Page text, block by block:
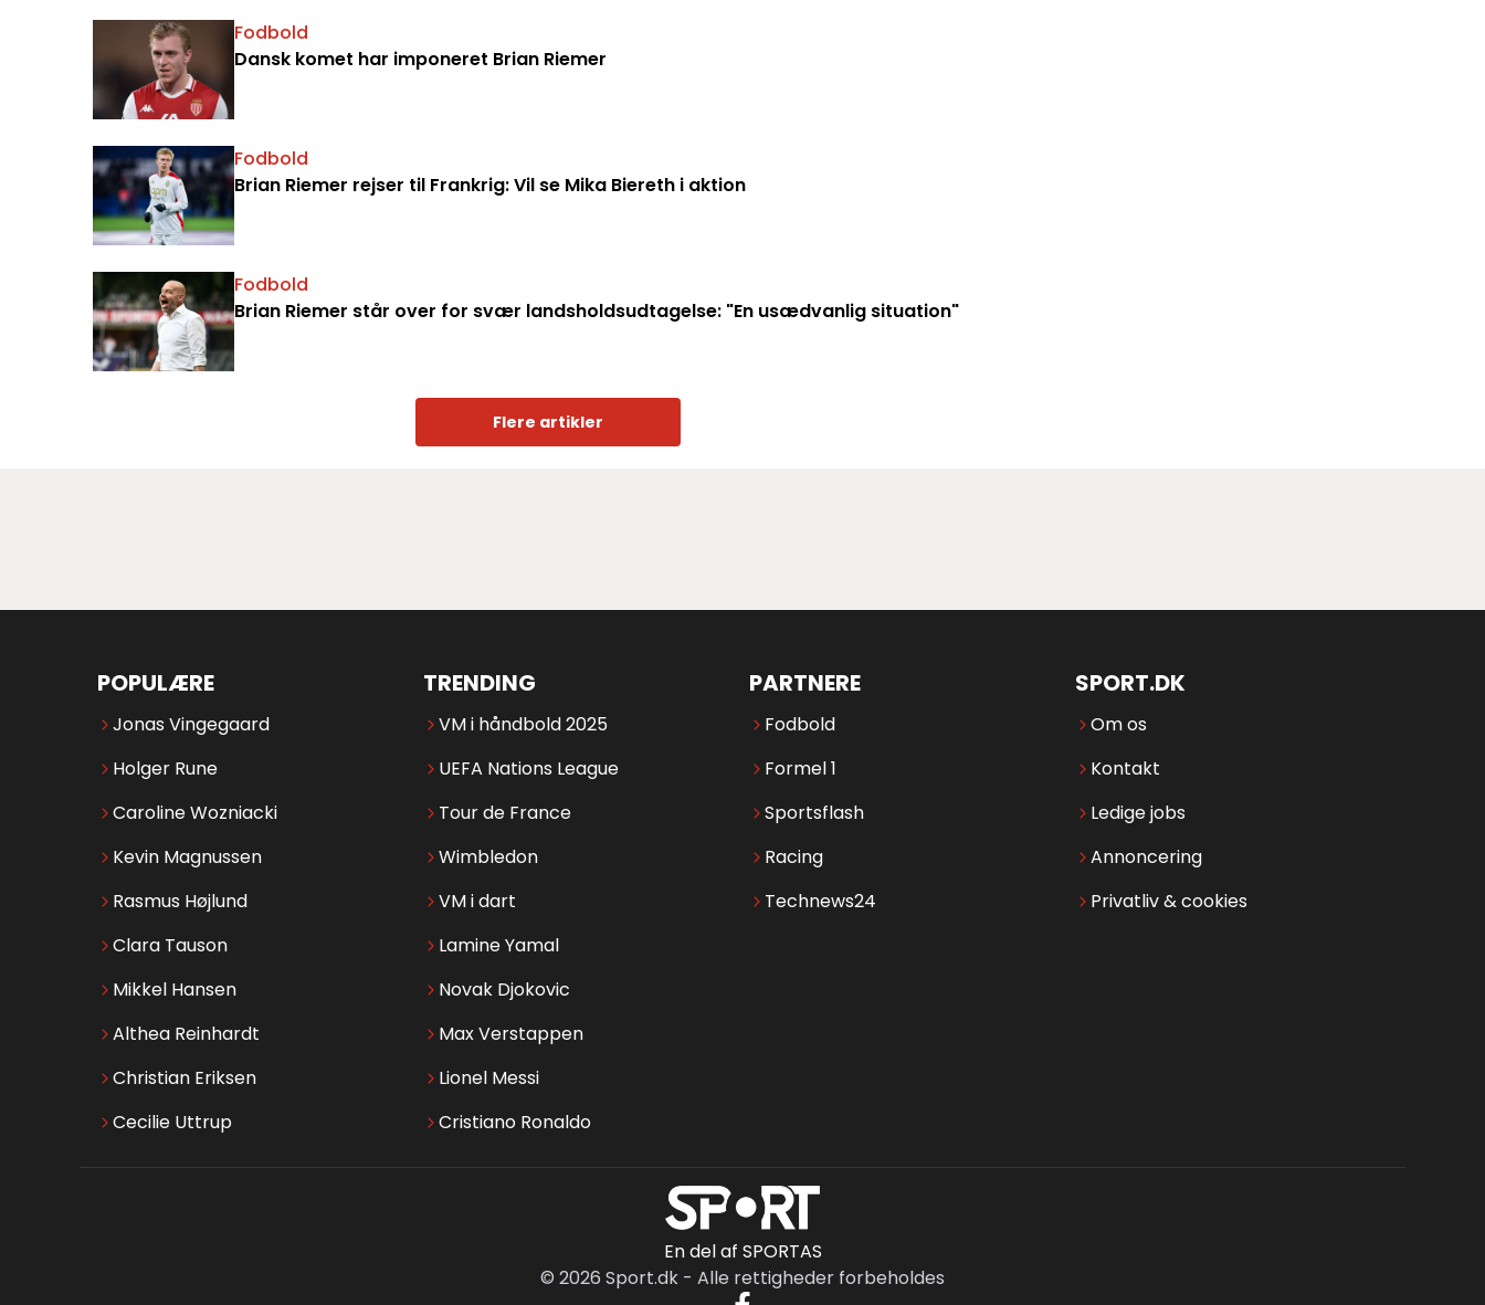
Fodbold
Dansk komet har imponeret Brian Riemer
Fodbold
Brian Riemer rejser til Frankrig: Vil se Mika Biereth i aktion
Fodbold
Brian Riemer står over for svær landsholdsudtagelse: "En usædvanlig situation"
Flere artikler
POPULÆRE
Jonas Vingegaard
Holger Rune
Caroline Wozniacki
Kevin Magnussen
Rasmus Højlund
Clara Tauson
Mikkel Hansen
Althea Reinhardt
Christian Eriksen
Cecilie Uttrup
TRENDING
VM i håndbold 2025
UEFA Nations League
Tour de France
Wimbledon
VM i dart
Lamine Yamal
Novak Djokovic
Max Verstappen
Lionel Messi
Cristiano Ronaldo
PARTNERE
Fodbold
Formel 1
Sportsflash
Racing
Technews24
SPORT.DK
Om os
Kontakt
Ledige jobs
Annoncering
Privatliv & cookies
En del af SPORTAS
© 2026 Sport.dk - Alle rettigheder forbeholdes